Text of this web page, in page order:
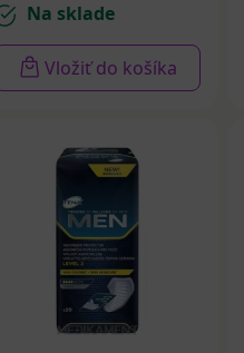
Na sklade
Vložiť do košíka